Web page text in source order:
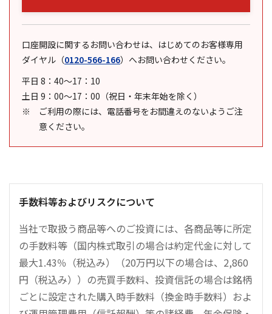
口座開設に関するお問い合わせは、はじめてのお客様専用
ダイヤル （0120-566-166） へお問い合わせください。
平日 8：40～17：10
土日 9：00～17：00（祝日・年末年始を除く）
ご利用の際には、電話番号をお間違えのないようご注
意ください。
手数料等およびリスクについて
当社で取扱う商品等へのご投資には、各商品等に所定
の手数料等（国内株式取引の場合は約定代金に対して
最大1.43％（税込み）（20万円以下の場合は、2,860
円（税込み））の売買手数料、投資信託の場合は銘柄
ごとに設定された購入時手数料（換金時手数料）およ